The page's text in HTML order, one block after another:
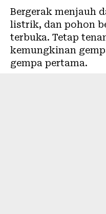
Bergerak menjauh
listrik, dan pohon
terbuka. Tetap
kemungkinan
gempa pertama.